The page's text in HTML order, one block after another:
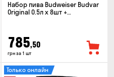
Набор пива Budweiser Budvar
Original 0.5л x 8шт +
785,50
грн за 1 шт
Только онлайн